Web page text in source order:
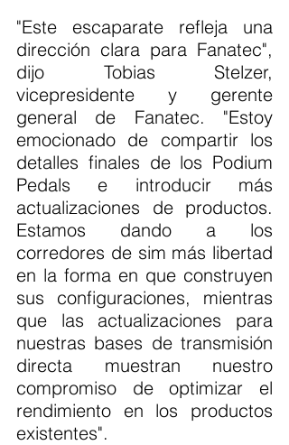
"Este escaparate refleja una
dirección clara para Fanatec",
dijo Tobias Stelzer,
vicepresidente y gerente
general de Fanatec. "Estoy
emocionado de compartir los
detalles finales de los Podium
Pedals e introducir más
actualizaciones de productos.
Estamos dando a los
corredores de sim más libertad
en la forma en que construyen
sus configuraciones, mientras
que las actualizaciones para
nuestras bases de transmisión
directa muestran nuestro
compromiso de optimizar el
rendimiento en los productos
existentes".